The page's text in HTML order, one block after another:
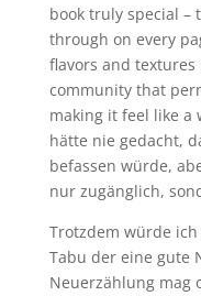
book truly special –
through on every
flavors and
community that
making it feel like a
hätte nie gedacht,
befassen würde,
nur zugänglich,
Trotzdem würde
Tabu der eine gute
Neuerzählung mag